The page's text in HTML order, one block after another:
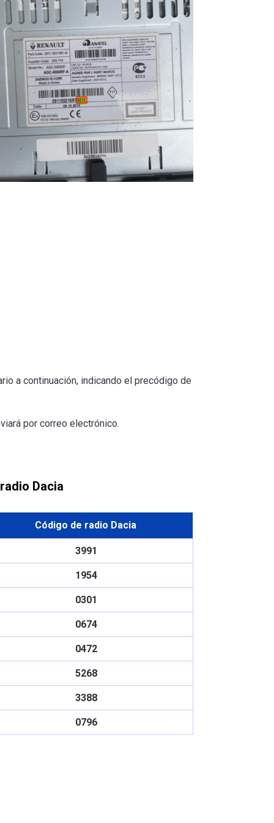
a continuación, indicando el precódigo de
por correo electrónico.
Dacia
Código de radio Dacia
3991
1954
0301
0674
0472
5268
3388
0796